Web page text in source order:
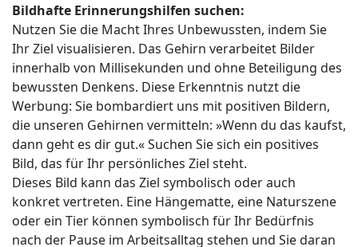
Bildhafte Erinnerungshilfen suchen:
Nutzen Sie die Macht Ihres Unbewussten, indem Sie
Ihr Ziel visualisieren. Das Gehirn verarbeitet Bilder
innerhalb von Millisekunden und ohne Beteiligung des
bewussten Denkens. Diese Erkenntnis nutzt die
Werbung: Sie bombardiert uns mit positiven Bildern,
die unseren Gehirnen vermitteln: »Wenn du das kaufst,
dann geht es dir gut.« Suchen Sie sich ein positives
Bild, das für Ihr persönliches Ziel steht.
Dieses Bild kann das Ziel symbolisch oder auch
konkret vertreten. Eine Hängematte, eine Naturszene
oder ein Tier können symbolisch für Ihr Bedürfnis
nach der Pause im Arbeitsalltag stehen und Sie daran